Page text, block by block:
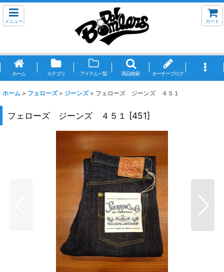
メニュー カート
ホーム カテゴリ アイテム一覧 商品検索 オーナーブログ
ホーム > フェローズ > ジーンズ > フェローズ ジーンズ ４５１
フェローズ ジーンズ ４５１ [451]